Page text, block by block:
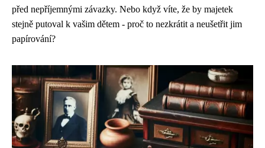
před nepříjemnými závazky. Nebo když víte, že by majetek
stejně putoval k vašim dětem - proč to nezkrátit a neušetřit jim
papírování?